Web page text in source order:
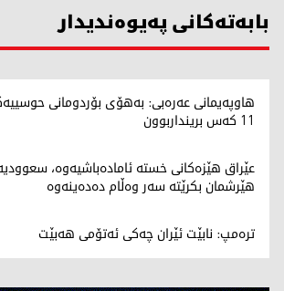
بابەتەکانی پەیوەندیدار
هاوپەیمانی عەرەبی: بەهۆی بۆردومانی
11 کەس برینداربوون
عێراق هێزەکانی خستە ئامادەباشیەوە،
هێرشمان بکرێتە سەر وەڵام دەدەینەوە
ترەمپ: نابێت ئێران چەکی ئەتۆمی هەبێت